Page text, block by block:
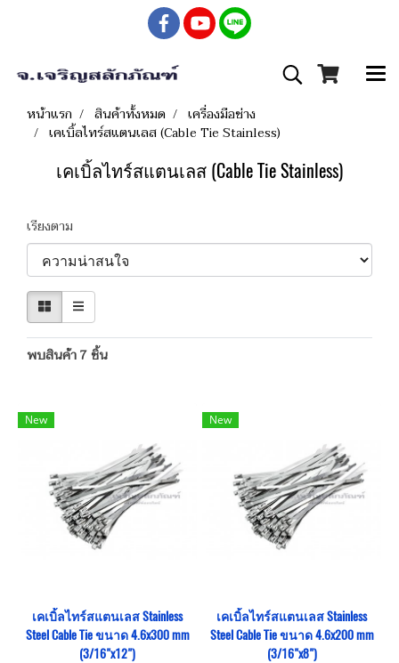
หน้าแรก สินค้าทั้งหมด
เครื่องมือช่าง
เคเบิ้ลไทร์สแตนเลส (Cable Tie Stainless)
เคเบิ้ลไทร์สแตนเลส (Cable Tie Stainless)
เรียงตาม
พบสินค้า 7 ชิ้น
New
เคเบิ้ลไทร์สแตนเลส Stainless
Steel Cable Tie ขนาด 4.6x300 mm
(3/16"x12")
New
เคเบิ้ลไทร์สแตนเลส Stainless
Steel Cable Tie ขนาด 4.6x200 mm
(3/16"x8")